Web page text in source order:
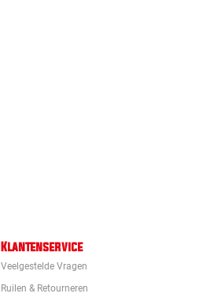
Klantenservice
Veelgestelde Vragen
Ruilen & Retourneren